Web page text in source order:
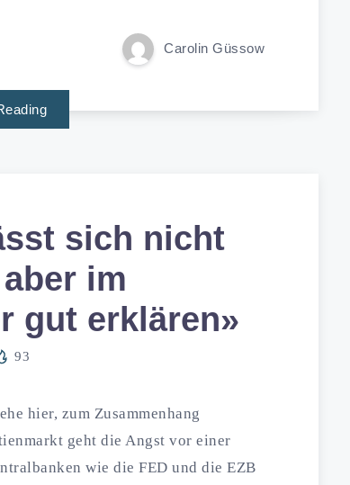
Carolin Güssow
sich nicht
im
gut erklären»
93
hier, zum Zusammenhang
geht die Angst vor einer
wie die FED und die EZB